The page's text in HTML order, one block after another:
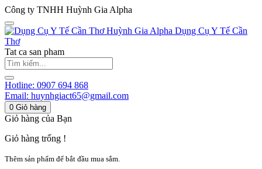
Công ty TNHH Huỳnh Gia Alpha
Huỳnh Gia Alpha Dụng Cụ Y Tế Cần
Thơ
Tat ca san pham
Hotline: 0907 694 868
Email: huynhgiact65@gmail.com
0 Giỏ hàng
Giỏ hàng của Bạn
Giỏ hàng trống !
Thêm sản phẩm để bắt đầu mua sắm.